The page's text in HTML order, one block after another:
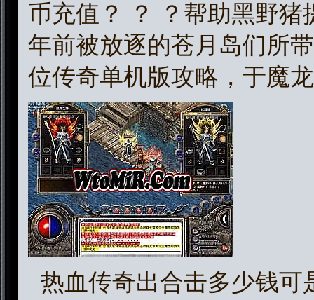
币充值？ ？ ？帮助黑野
年前被放逐的苍月岛们所
位传奇单机版攻略，于魔
热血传奇出合击多少钱可